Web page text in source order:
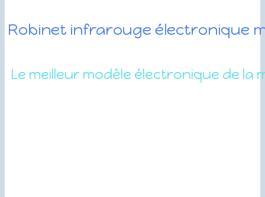
Robinet infrarouge électronique
Le meilleur modèle électronique de la